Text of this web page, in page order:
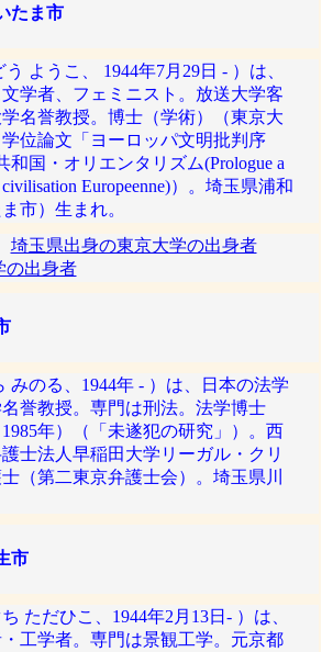
たま市
ようこ、 1944年7月29日 - ）は、
学者、フェミニスト。放送大学客
名誉教授。博士（学術）（東京大
位論文「ヨーロッパ文明批判序
和国・オリエンタリズム(Prologue a
civilisation Europeenne)）。埼玉県浦和
市）生まれ。
埼玉県出身の東京大学の出身者
の出身者
みのる、1944年 - ）は、日本の法学
誉教授。専門は刑法。法学博士
1985年）（「未遂犯の研究」）。西
士法人早稲田大学リーガル・クリ
（第二東京弁護士会）。埼玉県川
市
ただひこ、1944年2月13日- ）は、
工学者。専門は景観工学。元京都